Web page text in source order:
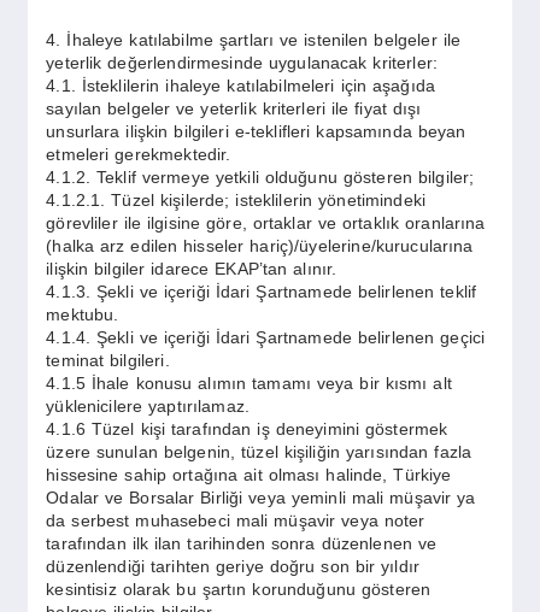
4. İhaleye katılabilme şartları ve istenilen belgeler ile
yeterlik değerlendirmesinde uygulanacak kriterler:
4.1. İsteklilerin ihaleye katılabilmeleri için aşağıda
sayılan belgeler ve yeterlik kriterleri ile fiyat dışı
unsurlara ilişkin bilgileri e-teklifleri kapsamında beyan
etmeleri gerekmektedir.
4.1.2. Teklif vermeye yetkili olduğunu gösteren bilgiler;
4.1.2.1. Tüzel kişilerde; isteklilerin yönetimindeki
görevliler ile ilgisine göre, ortaklar ve ortaklık oranlarına
(halka arz edilen hisseler hariç)/üyelerine/kurucularına
ilişkin bilgiler idarece EKAP’tan alınır.
4.1.3. Şekli ve içeriği İdari Şartnamede belirlenen teklif
mektubu.
4.1.4. Şekli ve içeriği İdari Şartnamede belirlenen geçici
teminat bilgileri.
4.1.5 İhale konusu alımın tamamı veya bir kısmı alt
yüklenicilere yaptırılamaz.
4.1.6 Tüzel kişi tarafından iş deneyimini göstermek
üzere sunulan belgenin, tüzel kişiliğin yarısından fazla
hissesine sahip ortağına ait olması halinde, Türkiye
Odalar ve Borsalar Birliği veya yeminli mali müşavir ya
da serbest muhasebeci mali müşavir veya noter
tarafından ilk ilan tarihinden sonra düzenlenen ve
düzenlendiği tarihten geriye doğru son bir yıldır
kesintisiz olarak bu şartın korunduğunu gösteren